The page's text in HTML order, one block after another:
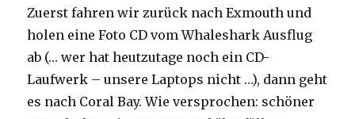
Zuerst fahren wir zurück nach Exmouth und
holen eine Foto CD vom Whaleshark Ausflug
ab (… wer hat heutzutage noch ein CD-
Laufwerk – unsere Laptops nicht …), dann geht
es nach Coral Bay. Wie versprochen: schöner